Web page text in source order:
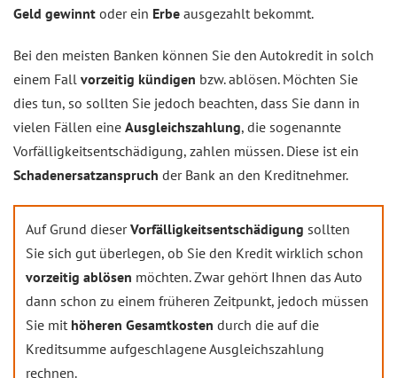
Geld gewinnt oder ein Erbe ausgezahlt bekommt.
Bei den meisten Banken können Sie den Autokredit in solch
einem Fall vorzeitig kündigen bzw. ablösen. Möchten Sie
dies tun, so sollten Sie jedoch beachten, dass Sie dann in
vielen Fällen eine Ausgleichszahlung, die sogenannte
Vorfälligkeitsentschädigung, zahlen müssen. Diese ist ein
Schadenersatzanspruch der Bank an den Kreditnehmer.
Auf Grund dieserVorfälligkeitsentschädigung sollten
Sie sich gut überlegen, ob Sie den Kredit wirklich schon
vorzeitig ablösen möchten. Zwar gehört Ihnen das Auto
dann schon zu einem früheren Zeitpunkt, jedoch müssen
Sie mit höheren Gesamtkosten durch die auf die
Kreditsumme aufgeschlagene Ausgleichszahlung
rechnen.